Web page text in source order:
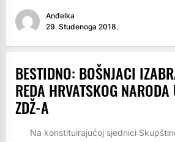
Anđelka
29. Studenoga 2018.
BESTIDNO: BOŠNJACI
REDA HRVATSKOG
ZDŽ-A
Na konstituirajućoj sjednici